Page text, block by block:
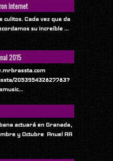
Internet
culitos. Cada vez que da
su increíble ...
2015
205395432827783?
actuará en Granada,
y Octubre Anuel AA